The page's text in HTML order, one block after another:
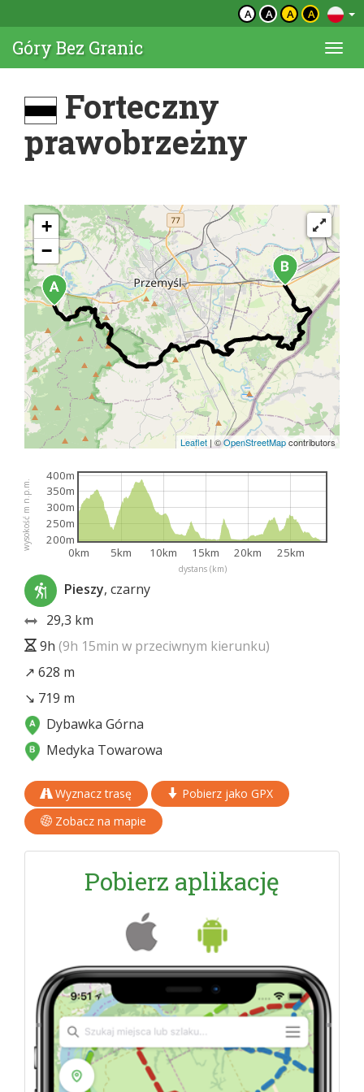
A A A A
Góry Bez Granic
Forteczny
prawobrzeżny
+
−
Leaflet | ©OpenStreetMapcontributors
dystans (km)
wysokość m n.p.m.
0km 5km 10km 15km 20km 25km
200m
250m
300m
350m
400m
Pieszy, czarny
29,3 km
9h (9h 15min w przeciwnym kierunku)
↗ 628 m
↘ 719 m
Dybawka Górna
Medyka Towarowa
Wyznacz trasę
Pobierz jako GPX
Zobacz na mapie
Pobierz aplikację